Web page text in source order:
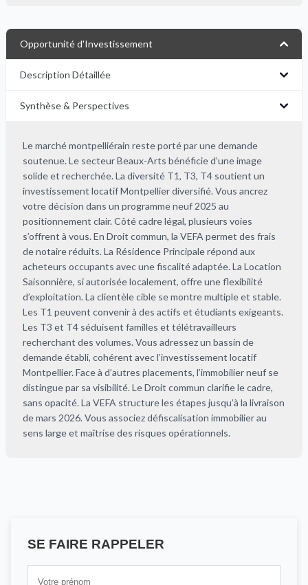
Opportunité d'Investissement
Description Détaillée
Synthèse & Perspectives
Le marché montpelliérain reste porté par une demande
soutenue. Le secteur Beaux-Arts bénéficie d’une image
solide et recherchée. La diversité T1, T3, T4 soutient un
investissement locatif Montpellier diversifié. Vous ancrez
votre décision dans un programme neuf 2025 au
positionnement clair. Côté cadre légal, plusieurs voies
s’offrent à vous. En Droit commun, la VEFA permet des frais
de notaire réduits. La Résidence Principale répond aux
acheteurs occupants avec une fiscalité adaptée. La Location
Saisonnière, si autorisée localement, offre une flexibilité
d’exploitation. La clientèle cible se montre multiple et stable.
Les T1 peuvent convenir à des actifs et étudiants exigeants.
Les T3 et T4 séduisent familles et télétravailleurs
recherchant des volumes. Vous adressez un bassin de
demande établi, cohérent avec l’investissement locatif
Montpellier. Face à d’autres placements, l’immobilier neuf se
distingue par sa visibilité. Le Droit commun clarifie le cadre,
sans opacité. La VEFA structure les étapes jusqu’à la livraison
de mars 2026. Vous associez défiscalisation immobilier au
sens large et maîtrise des risques opérationnels.
SE FAIRE RAPPELER